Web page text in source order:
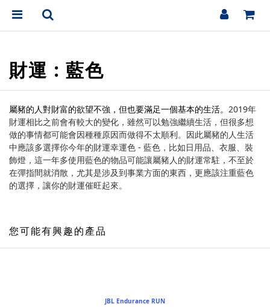
財運 : 藍色
屬豬的人對財富的欲望不強，但也要滿足一個基本的生活。 2019年
財運相比之前會有較大的變化，雖然可以勉強繼續生活，但很多想
做的事情都可能會因種種原因而做得不太順利。因此屬豬的人生活
中應該多選擇你今年的財運幸運色 - 藍色，比如日用品、衣服、裝
飾燈，這一年多使用藍色的物品可能讓屬豬人的財運常駐，不至於
在彈指間就消散，尤其是涉及到事業方面的東西，更應該注重藍色
的選擇，讓你的財運催旺起來。
您可能有興趣的產品
JBL Endurance RUN